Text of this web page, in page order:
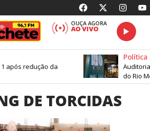
OUÇA AGORA
AO VIVO
após redução da
Política
do Rio
DE TORCIDAS